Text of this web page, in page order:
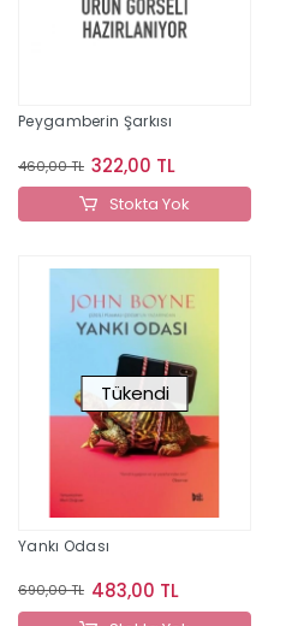
Peygamberin Şarkısı
460,00 TL 322,00 TL
Stokta Yok
Tükendi
Yankı Odası
690,00 TL 483,00 TL